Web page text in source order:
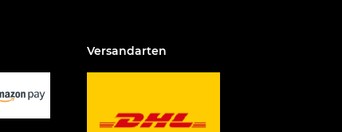
Versandarten